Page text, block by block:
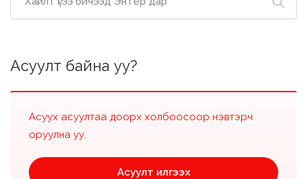
Асуулт байна уу?
Асуух асуултаа доорх холбоосоор нэвтэрч
оруулна уу.
Асуулт илгээх